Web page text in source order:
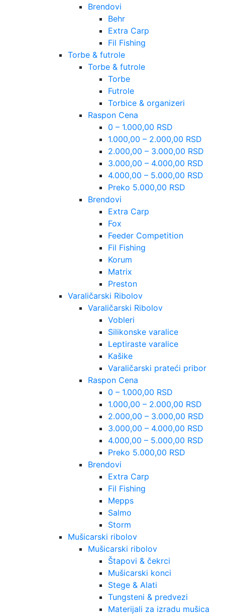
Brendovi
Behr
Extra Carp
Fil Fishing
Torbe & futrole
Torbe & futrole
Torbe
Futrole
Torbice & organizeri
Raspon Cena
0 – 1.000,00 RSD
1.000,00 – 2.000,00 RSD
2.000,00 – 3.000,00 RSD
3.000,00 – 4.000,00 RSD
4.000,00 – 5.000,00 RSD
Preko 5.000,00 RSD
Brendovi
Extra Carp
Fox
Feeder Competition
Fil Fishing
Korum
Matrix
Preston
Varaličarski Ribolov
Varaličarski Ribolov
Vobleri
Silikonske varalice
Leptiraste varalice
Kašike
Varaličarski prateći pribor
Raspon Cena
0 – 1.000,00 RSD
1.000,00 – 2.000,00 RSD
2.000,00 – 3.000,00 RSD
3.000,00 – 4.000,00 RSD
4.000,00 – 5.000,00 RSD
Preko 5.000,00 RSD
Brendovi
Extra Carp
Fil Fishing
Mepps
Salmo
Storm
Mušicarski ribolov
Mušicarski ribolov
Štapovi & čekrci
Mušicarski konci
Stege & Alati
Tungsteni & predvezi
Materijali za izradu mušica